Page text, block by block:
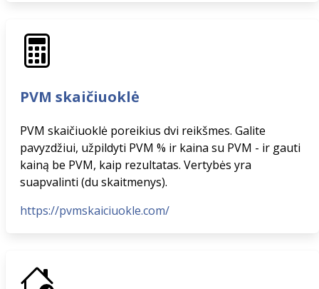
PVM skaičiuoklė
PVM skaičiuoklė poreikius dvi reikšmes. Galite
pavyzdžiui, užpildyti PVM % ir kaina su PVM - ir gauti
kainą be PVM, kaip rezultatas. Vertybės yra
suapvalinti (du skaitmenys).
https://pvmskaiciuokle.com/